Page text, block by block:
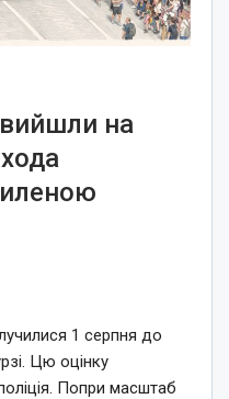
на
1 серпня до
Цю оцінку
Попри масштаб